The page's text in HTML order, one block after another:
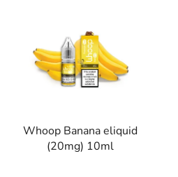
Whoop Banana eliquid
(20mg) 10ml